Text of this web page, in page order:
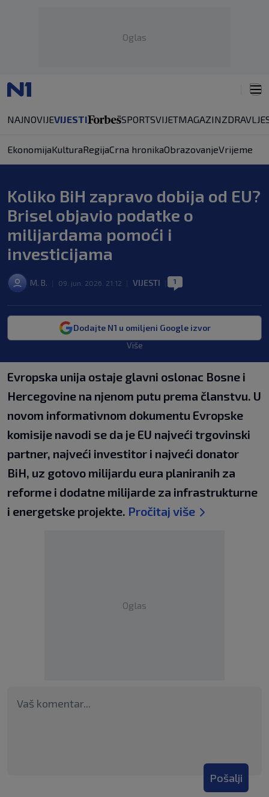
Oglas
NAJNOVIJEVIJESTI SPORTSVIJETMAGAZINZDRAVLJE
EkonomijaKulturaRegijaCrna hronikaObrazovanjeVrijeme
Koliko BiH zapravo dobija od EU?
Brisel objavio podatke o
milijardama pomoći i
investicijama
M. B. 09. jun. 2026. 21:12 VIJESTI 1
Dodajte N1 u omiljeni Google izvor
Više
Evropska unija ostaje glavni oslonac Bosne i
Hercegovine na njenom putu prema članstvu. U
novom informativnom dokumentu Evropske
komisije navodi se da je EU najveći trgovinski
partner, najveći investitor i najveći donator
BiH, uz gotovo milijardu eura planiranih za
reforme i dodatne milijarde za infrastrukturne
i energetske projekte. Pročitaj više
Oglas
Pošalji